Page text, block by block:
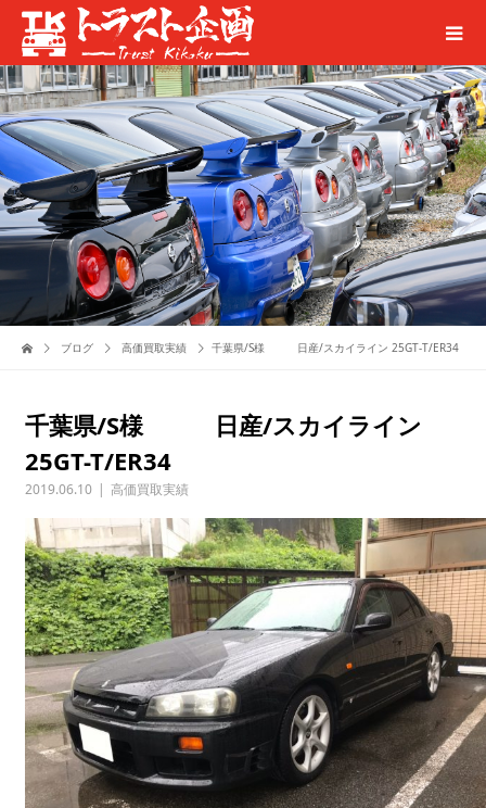
ブログ 高価買取実績 千葉県/S様 日産/スカイライン 25GT-T/ER34
千葉県/S様 日産/スカイライン
25GT-T/ER34
2019.06.10 高価買取実績